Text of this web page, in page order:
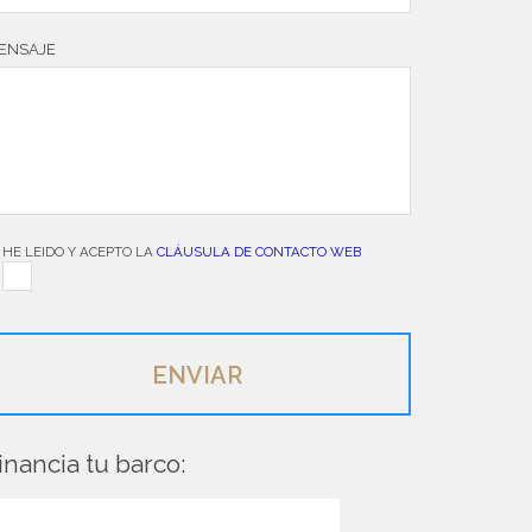
HE LEIDO Y ACEPTO LA CLÁUSULA DE CONTACTO WEB
tu barco: